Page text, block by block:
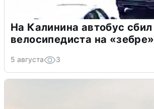
На Калинина автобус сбил
велосипедиста на «зебре»
5 августа 3